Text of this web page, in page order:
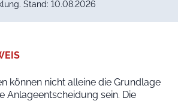
Stand: 10.08.2026
können nicht alleine die Grundlage
Anlageentscheidung sein. Die